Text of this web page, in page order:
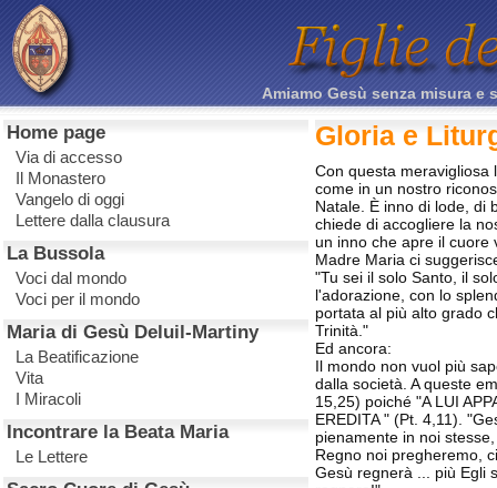
Amiamo Gesù senza misura
Home page
Via di accesso
Il Monastero
Vangelo di oggi
Lettere dalla clausura
La Bussola
Voci dal mondo
Voci per il mondo
Maria di Gesù Deluil-Martiny
La Beatificazione
Vita
I Miracoli
Incontrare la Beata Maria
Le Lettere
Gloria e
Con questa meravigliosa
come in un nostro
Natale. È inno di lode, di
chiede di accogliere la
un inno che apre il cuore
Madre Maria ci
"Tu sei il solo Santo, il
l'adorazione, con lo
portata al più alto grado
Trinità."
Ed ancora:
Il mondo non vuol più
dalla società. A queste
15,25) poiché "A LUI
EREDITA " (Pt. 4,11).
pienamente in noi
Regno noi pregheremo,
Gesù regnerà ... più Egli